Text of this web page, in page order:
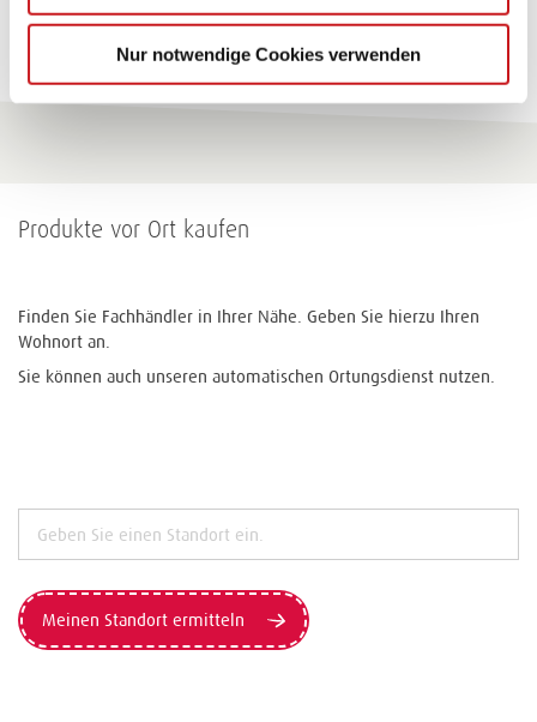
Nur notwendige Cookies verwenden
Zu allen Tipps
Produkte vor Ort kaufen
Finden Sie Fachhändler in Ihrer Nähe. Geben Sie hierzu Ihren
Wohnort an.
Sie können auch unseren automatischen Ortungsdienst nutzen.
Meinen Standort ermitteln